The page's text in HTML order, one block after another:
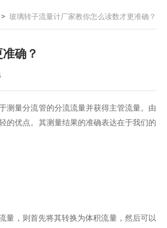
> 玻璃转子流量计厂家教你怎么读数才更准确？
确？
量分流管的分流流量并获得主管流量。由
的优点。其测量结果的准确表达在于我们的
，则首先将其转换为体积流量，然后可以